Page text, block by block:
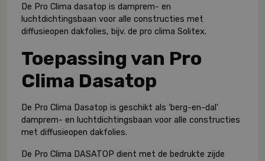
De Pro Clima dasatop is damprem- en
luchtdichtingsbaan voor alle constructies met
diffusieopen dakfolies, bijv. de pro clima Solitex.
Toepassing van Pro
Clima Dasatop
De Pro Clima Dasatop is geschikt als ‘berg-en-dal’
damprem- en luchtdichtingsbaan voor alle constructies
met diffusieopen dakfolies.
De Pro Clima DASATOP dient met de bedrukte zijde